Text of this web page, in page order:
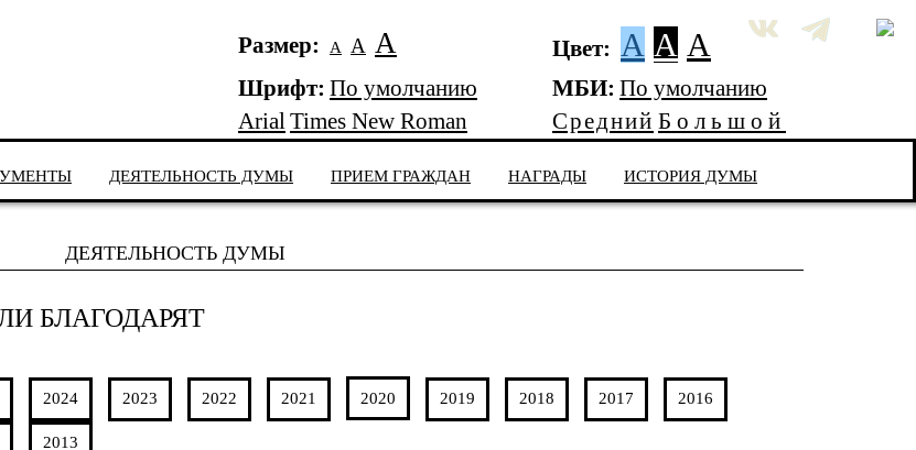
Размер: А А А Цвет: A A A
Шрифт: По умолчанию
ArialTimes New Roman
МБИ: По умолчанию
Средний Большой
ДЕЯТЕЛЬНОСТЬ ДУМЫ ПРИЕМ ГРАЖДАН НАГРАДЫ ИСТОРИЯ ДУМЫ
ДЕЯТЕЛЬНОСТЬ ДУМЫ
БЛАГОДАРЯТ
2024 2023 2022 2021 2020 2019 2018 2017 2016
2013